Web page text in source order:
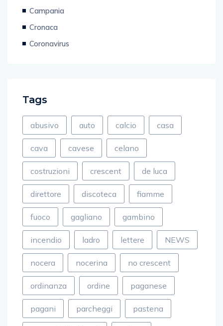
Campania
Cronaca
Coronavirus
Tags
abusivo auto calcio casa
cava cavese celano
costruzioni crescent de luca
direttore discoteca fiamme
fuoco gagliano gambino
incendio ladro lettere NEWS
nocera nocerina no crescent
ordinanza ordine paganese
pagani parcheggi pastena